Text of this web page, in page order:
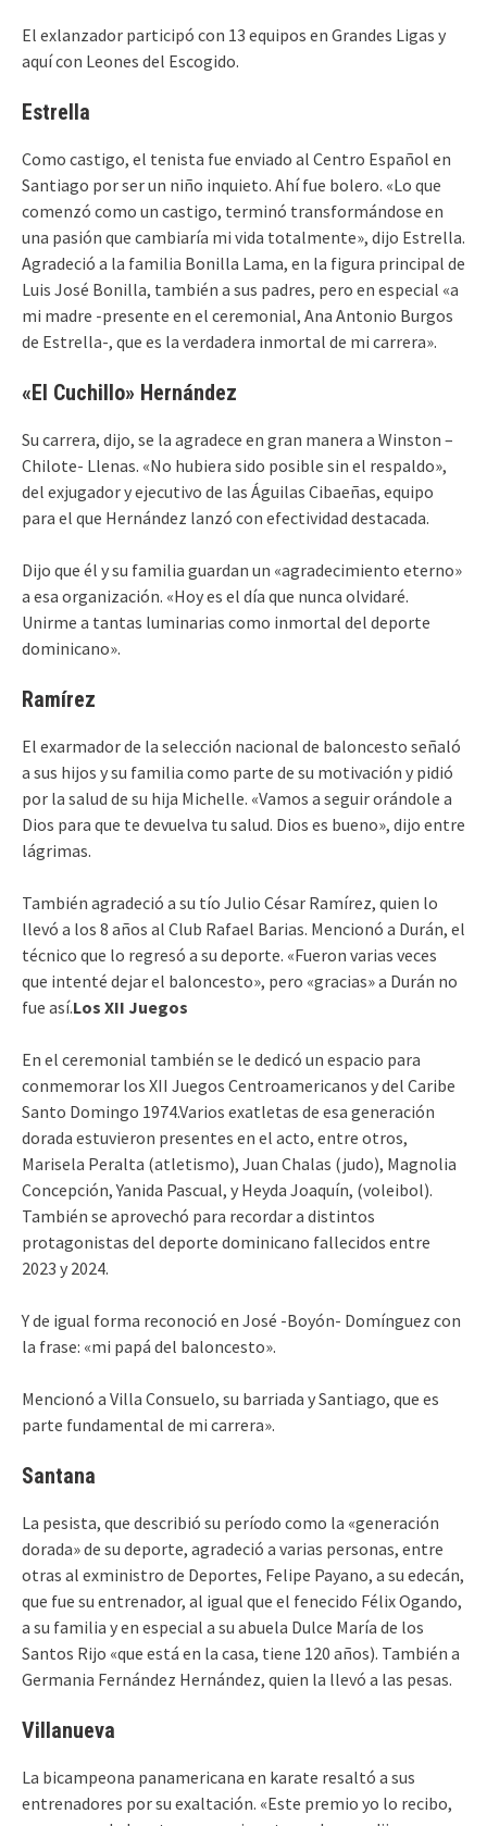
El exlanzador participó con 13 equipos en Grandes Ligas y
aquí con Leones del Escogido.
Estrella
Como castigo, el tenista fue enviado al Centro Español en
Santiago por ser un niño inquieto. Ahí fue bolero. «Lo que
comenzó como un castigo, terminó transformándose en
una pasión que cambiaría mi vida totalmente», dijo Estrella.
Agradeció a la familia Bonilla Lama, en la figura principal de
Luis José Bonilla, también a sus padres, pero en especial «a
mi madre -presente en el ceremonial, Ana Antonio Burgos
de Estrella-, que es la verdadera inmortal de mi carrera».
«El Cuchillo» Hernández
Su carrera, dijo, se la agradece en gran manera a Winston –
Chilote- Llenas. «No hubiera sido posible sin el respaldo»,
del exjugador y ejecutivo de las Águilas Cibaeñas, equipo
para el que Hernández lanzó con efectividad destacada.
Dijo que él y su familia guardan un «agradecimiento eterno»
a esa organización. «Hoy es el día que nunca olvidaré.
Unirme a tantas luminarias como inmortal del deporte
dominicano».
Ramírez
El exarmador de la selección nacional de baloncesto señaló
a sus hijos y su familia como parte de su motivación y pidió
por la salud de su hija Michelle. «Vamos a seguir orándole a
Dios para que te devuelva tu salud. Dios es bueno», dijo entre
lágrimas.
También agradeció a su tío Julio César Ramírez, quien lo
llevó a los 8 años al Club Rafael Barias. Mencionó a Durán, el
técnico que lo regresó a su deporte. «Fueron varias veces
que intenté dejar el baloncesto», pero «gracias» a Durán no
fue así.Los XII Juegos
En el ceremonial también se le dedicó un espacio para
conmemorar los XII Juegos Centroamericanos y del Caribe
Santo Domingo 1974.Varios exatletas de esa generación
dorada estuvieron presentes en el acto, entre otros,
Marisela Peralta (atletismo), Juan Chalas (judo), Magnolia
Concepción, Yanida Pascual, y Heyda Joaquín, (voleibol).
También se aprovechó para recordar a distintos
protagonistas del deporte dominicano fallecidos entre
2023 y 2024.
Y de igual forma reconoció en José -Boyón- Domínguez con
la frase: «mi papá del baloncesto».
Mencionó a Villa Consuelo, su barriada y Santiago, que es
parte fundamental de mi carrera».
Santana
La pesista, que describió su período como la «generación
dorada» de su deporte, agradeció a varias personas, entre
otras al exministro de Deportes, Felipe Payano, a su edecán,
que fue su entrenador, al igual que el fenecido Félix Ogando,
a su familia y en especial a su abuela Dulce María de los
Santos Rijo «que está en la casa, tiene 120 años). También a
Germania Fernández Hernández, quien la llevó a las pesas.
Villanueva
La bicampeona panamericana en karate resaltó a sus
entrenadores por su exaltación. «Este premio yo lo recibo,